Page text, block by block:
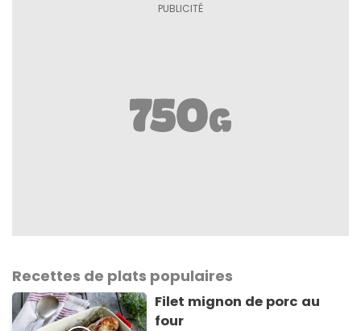
Recettes de plats populaires
Filet mignon de porc au
four